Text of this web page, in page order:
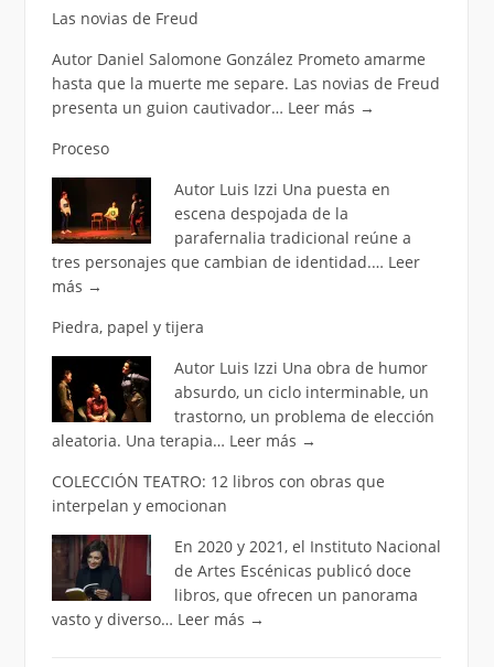
Las novias de Freud
Autor Daniel Salomone González Prometo amarme
hasta que la muerte me separe. Las novias de Freud
presenta un guion cautivador… Leer más →
Proceso
Autor Luis Izzi Una puesta en
escena despojada de la
parafernalia tradicional reúne a
tres personajes que cambian de identidad.… Leer
más →
Piedra, papel y tijera
Autor Luis Izzi Una obra de humor
absurdo, un ciclo interminable, un
trastorno, un problema de elección
aleatoria. Una terapia… Leer más →
COLECCIÓN TEATRO: 12 libros con obras que
interpelan y emocionan
En 2020 y 2021, el Instituto Nacional
de Artes Escénicas publicó doce
libros, que ofrecen un panorama
vasto y diverso… Leer más →